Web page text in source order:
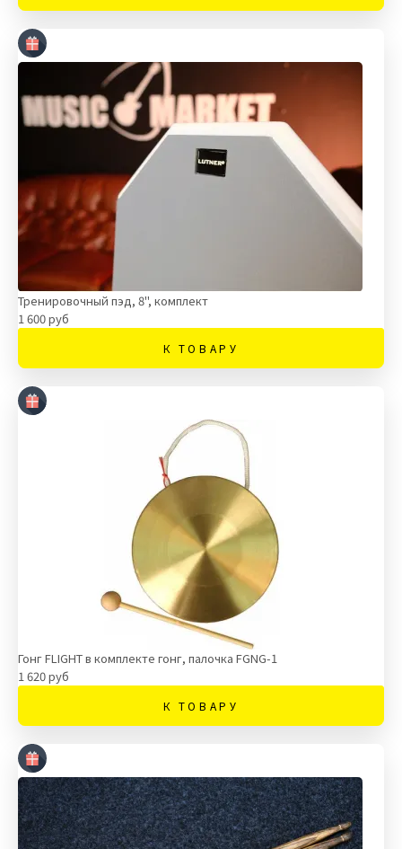
Тренировочный пэд, 8", комплект
1 600 руб
К ТОВАРУ
Гонг FLIGHT в комплекте гонг, палочка FGNG-1
1 620 руб
К ТОВАРУ